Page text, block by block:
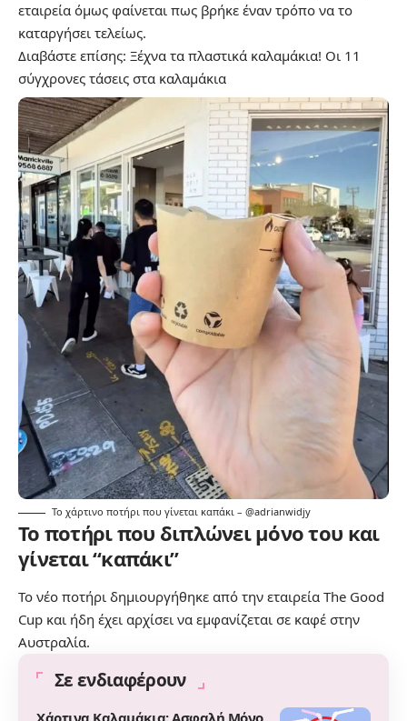
εταιρεία όμως φαίνεται πως βρήκε έναν τρόπο να το
καταργήσει τελείως.
Διαβάστε επίσης: Ξέχνα τα πλαστικά καλαμάκια! Οι 11
σύγχρονες τάσεις στα καλαμάκια
Το χάρτινο ποτήρι που γίνεται καπάκι – @adrianwidjy
Το ποτήρι που διπλώνει μόνο του και
γίνεται “καπάκι”
Το νέο ποτήρι δημιουργήθηκε από την εταιρεία The Good
Cup και ήδη έχει αρχίσει να εμφανίζεται σε καφέ στην
Αυστραλία.
Σε ενδιαφέρουν
Χάρτινα Καλαμάκια: Ασφαλή Μόνο